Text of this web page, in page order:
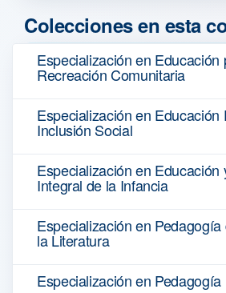
Colecciones en esta
Especialización en Educación
Recreación Comunitaria
Especialización en Educación
Inclusión Social
Especialización en Educación
Integral de la Infancia
Especialización en
la Literatura
Especialización en